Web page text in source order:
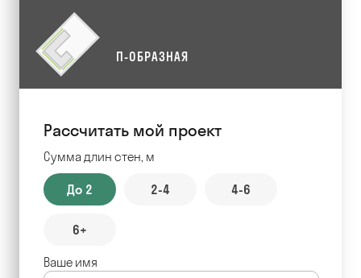
П-ОБРАЗНАЯ
Рассчитать мой проект
Сумма длин стен, м
До 2 2-4 4-6
6+
Ваше имя